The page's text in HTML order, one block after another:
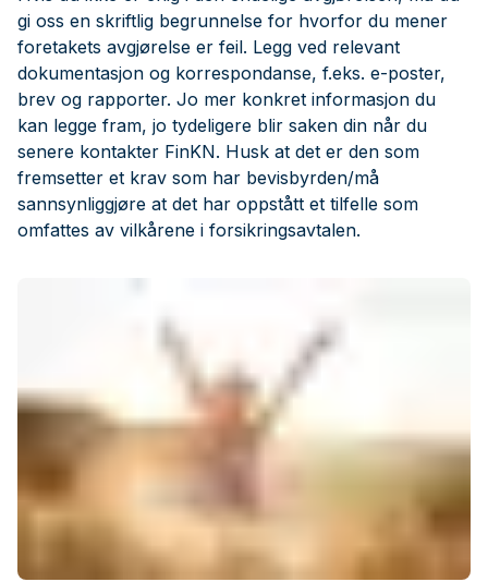
gi oss en skriftlig begrunnelse for hvorfor du mener
foretakets avgjørelse er feil. Legg ved relevant
dokumentasjon og korrespondanse, f.eks. e-poster,
brev og rapporter. Jo mer konkret informasjon du
kan legge fram, jo tydeligere blir saken din når du
senere kontakter FinKN. Husk at det er den som
fremsetter et krav som har bevisbyrden/må
sannsynliggjøre at det har oppstått et tilfelle som
omfattes av vilkårene i forsikringsavtalen.